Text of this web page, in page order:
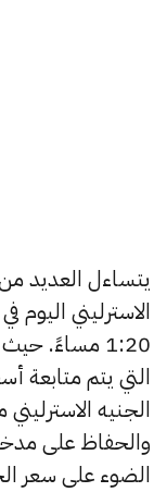
يتساءل العديد
1:20 مساءً.
التي يتم متابعة
الجنيه
والحفاظ على
الضوء على سعر